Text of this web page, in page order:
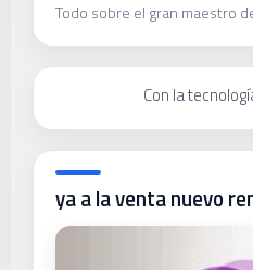
Todo sobre el gran maestro
Con la
ya a la venta nuevo